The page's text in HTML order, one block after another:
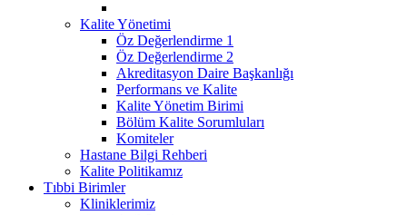
Kalite Yönetimi
Öz Değerlendirme 1
Öz Değerlendirme 2
Akreditasyon Daire Başkanlığı
Performans ve Kalite
Kalite Yönetim Birimi
Bölüm Kalite Sorumluları
Komiteler
Hastane Bilgi Rehberi
Kalite Politikamız
Tıbbi Birimler
Kliniklerimiz